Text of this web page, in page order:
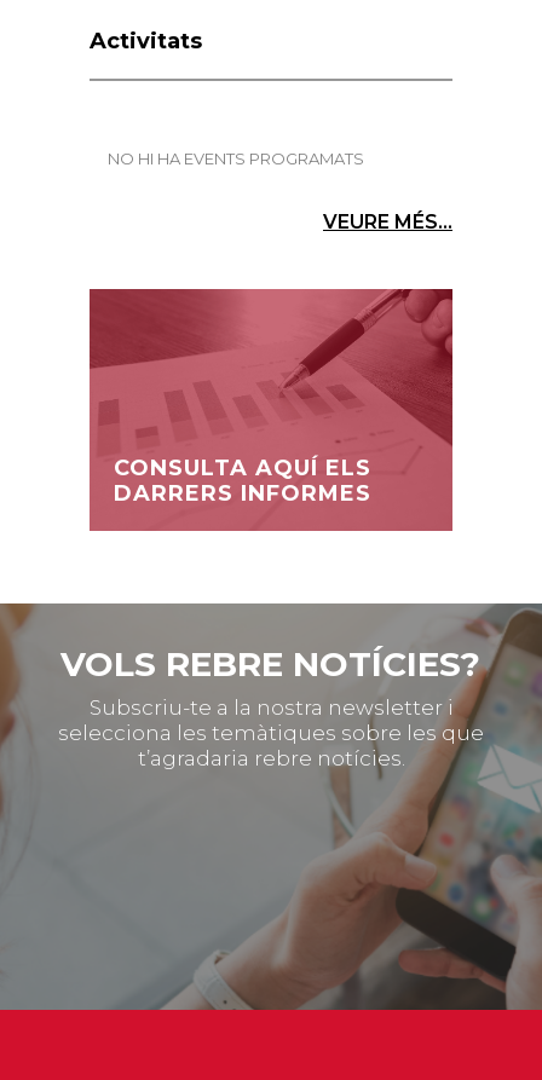
Activitats
NO HI HA EVENTS PROGRAMATS
VEURE MÉS...
CONSULTA AQUÍ ELS
DARRERS INFORMES
VOLS REBRE NOTÍCIES?
Subscriu-te a la nostra newsletter i
selecciona les temàtiques sobre les que
t’agradaria rebre notícies.